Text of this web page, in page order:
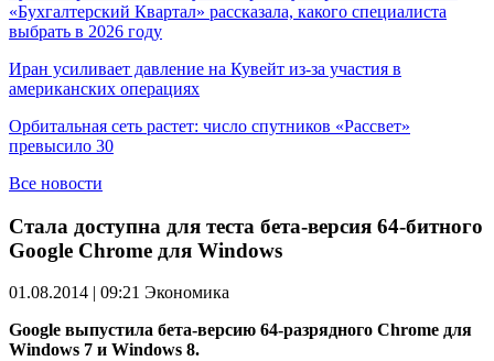
«Бухгалтерский Квартал» рассказала, какого специалиста
выбрать в 2026 году
Иран усиливает давление на Кувейт из-за участия в
американских операциях
Орбитальная сеть растет: число спутников «Рассвет»
превысило 30
Все новости
Стала доступна для теста бета-версия 64-битного
Google Chrome для Windows
01.08.2014 | 09:21 Экономика
Google выпустила бета-версию 64-разрядного Chrome для
Windows 7 и Windows 8.